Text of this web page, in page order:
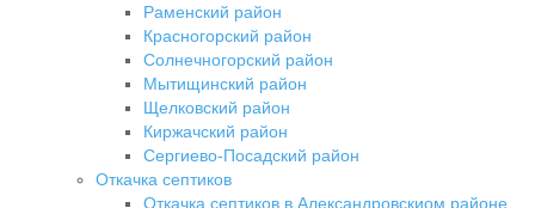
Раменский район
Красногорский район
Солнечногорский район
Мытищинский район
Щелковский район
Киржачский район
Сергиево-Посадский район
Откачка септиков
Откачка септиков в Александровскиом районе